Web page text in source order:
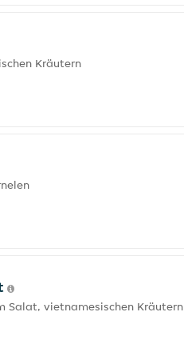
Kräutern
Salat, vietnamesischen